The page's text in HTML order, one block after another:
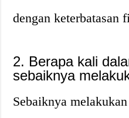
dengan keterbatasan
2. Berapa kali
sebaiknya
Sebaiknya